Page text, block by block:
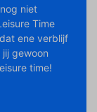
niet
Time
ene verblijf
gewoon
time!